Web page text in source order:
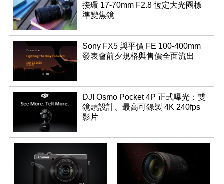
接環 17-70mm F2.8 恆定大光圈標
準變焦鏡
Sony FX5 與平價 FE 100-400mm
發表會前夕規格與售價全面流出
DJI Osmo Pocket 4P 正式曝光：雙
鏡頭設計、最高可錄製 4K 240fps
影片